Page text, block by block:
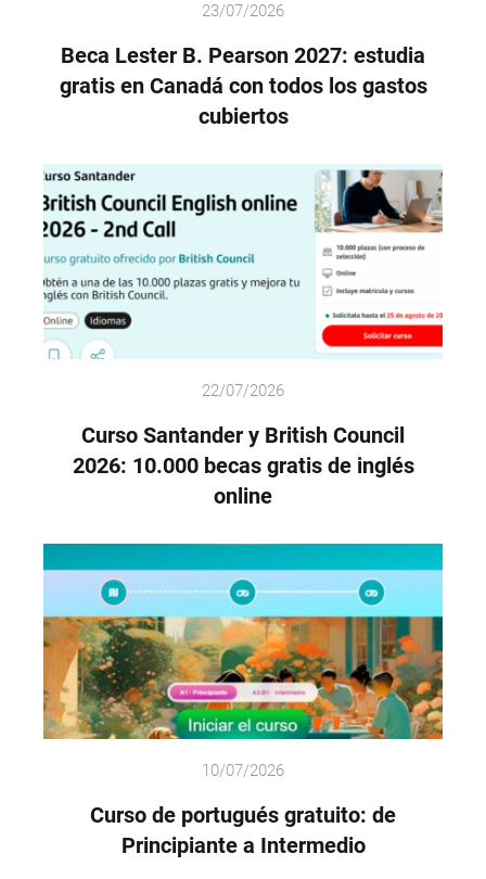
23/07/2026
Beca Lester B. Pearson 2027: estudia
gratis en Canadá con todos los gastos
cubiertos
22/07/2026
Curso Santander y British Council
2026: 10.000 becas gratis de inglés
online
10/07/2026
Curso de portugués gratuito: de
Principiante a Intermedio